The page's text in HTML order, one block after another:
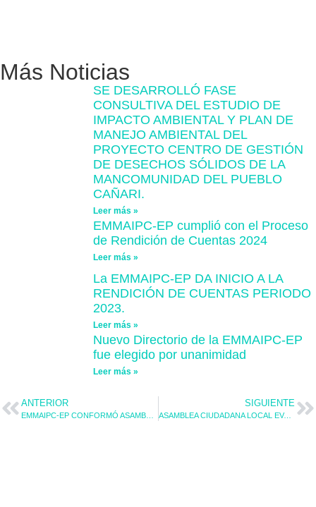
Más Noticias
SE DESARROLLÓ FASE
CONSULTIVA DEL ESTUDIO DE
IMPACTO AMBIENTAL Y PLAN DE
MANEJO AMBIENTAL DEL
PROYECTO CENTRO DE GESTIÓN
DE DESECHOS SÓLIDOS DE LA
MANCOMUNIDAD DEL PUEBLO
CAÑARI.
Leer más »
EMMAIPC-EP cumplió con el Proceso
de Rendición de Cuentas 2024
Leer más »
La EMMAIPC-EP DA INICIO A LA
RENDICIÓN DE CUENTAS PERIODO
2023.
Leer más »
Nuevo Directorio de la EMMAIPC-EP
fue elegido por unanimidad
Leer más »
ANTERIOR SIGUIENTE
ASAMBLEA CIUDADANA LOCAL EVALUÓ LA GESTIÓN INSTITUCIONAL DE LA EMMAIPC-EP PERIODO 2022.